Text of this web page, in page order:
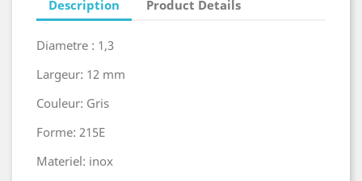
Description Product Details
Diametre : 1,3
Largeur: 12 mm
Couleur: Gris
Forme: 215E
Materiel: inox